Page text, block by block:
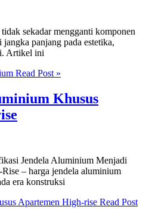
sekadar mengganti komponen
panjang pada estetika,
Artikel ini
Read Post »
Khusus
Jendela Aluminium Menjadi
– harga jendela aluminium
era konstruksi
Apartemen High-rise Read Post